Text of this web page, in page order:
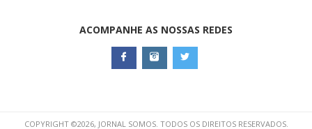
ACOMPANHE AS NOSSAS REDES
COPYRIGHT ©2026, JORNAL SOMOS. TODOS OS DIREITOS RESERVADOS.